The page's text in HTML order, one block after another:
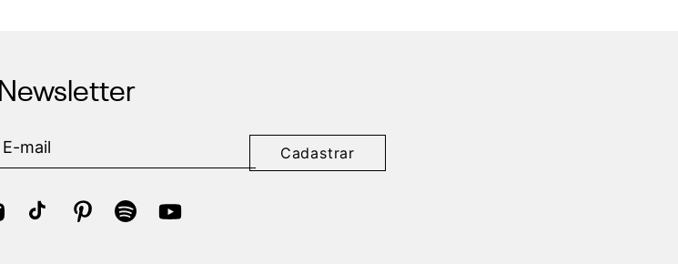
Newsletter
Cadastrar